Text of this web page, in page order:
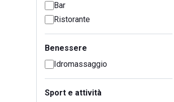
Bar
Ristorante
Benessere
Idromassaggio
Sport e attività